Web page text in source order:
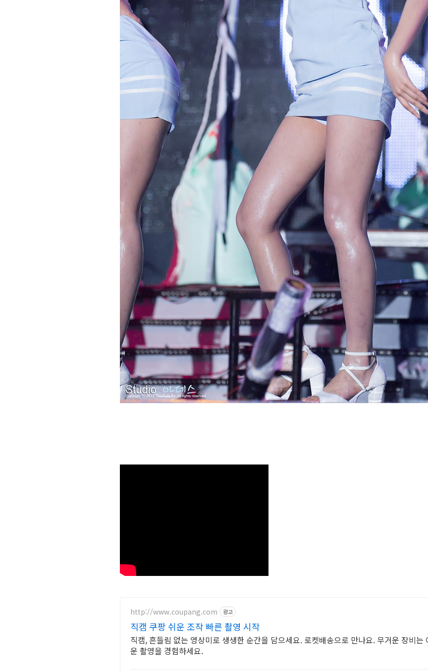
http://www.coupang.com 광고
직캠 쿠팡 쉬운 조작 빠른 촬영 시작
직캠, 흔들림 없는 영상미로 생생한 순간을 담으세요. 로켓배송으로 만나요. 무거운 장비
운 촬영을 경험하세요.